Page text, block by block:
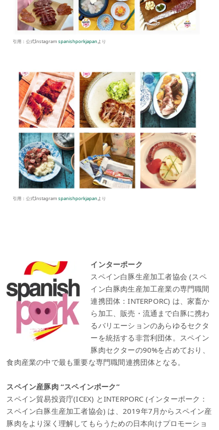
引用：公式Instagramspanishporkjapanより
引用：公式Instagramspanishporkjapanより
インターポーク
スペイン白豚生産加工者協会 (スペ
イン白豚肉生産加工産業の専門職間
連携団体：INTERPORC) は、家畜か
ら加工、販売・流通まで白豚に携わ
るバリエーションのあらゆるセクタ
ーを統括する非営利団体。スペイン
豚肉セクターの90%を占めており、
食肉産業の中で最も重要な専門職間連携団体となる。
スペイン産豚肉 “スペインポーク”
スペイン貿易投資庁(ICEX) とINTERPORC (インターポーク：
スペイン白豚生産加工者協会) は、2019年7月からスペイン産
豚肉をより深く理解してもらうための日本向けプロモーショ